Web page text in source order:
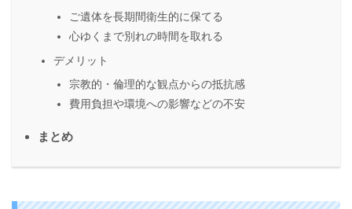
ご遺体を長期間衛生的に保てる
心ゆくまで別れの時間を取れる
デメリット
宗教的・倫理的な観点からの抵抗感
費用負担や環境への影響などの不安
まとめ